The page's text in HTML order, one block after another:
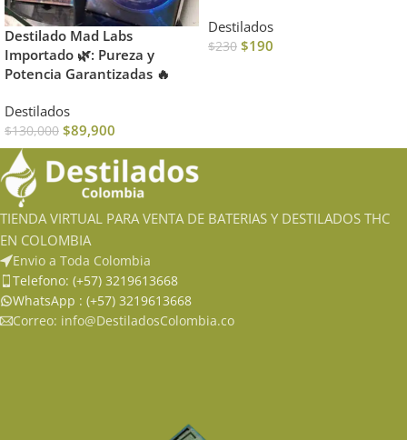
Destilado Mad Labs
Importado 🌿: Pureza y
Potencia Garantizadas 🔥
Destilados
$130,000 $89,900
Destilados
$230 $190
TIENDA VIRTUAL PARA VENTA DE BATERIAS Y DESTILADOS THC
EN COLOMBIA
Envio a Toda Colombia
Telefono: (+57) 3219613668
WhatsApp : (+57) 3219613668
Correo: info@DestiladosColombia.co